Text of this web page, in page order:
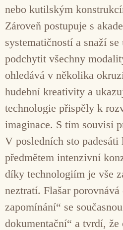
nebo kutilským
Zároveň postupuje s
systematičností a snaží
podchytit všechny
ohledává v několika
hudební kreativity a
technologie přispěly k
imaginace. S tím souvisí
V posledních sto padesáti
předmětem intenzivní
díky technologiím je vše
neztratí. Flašar
zapomínání“ se
dokumentační“ a tvrdí,